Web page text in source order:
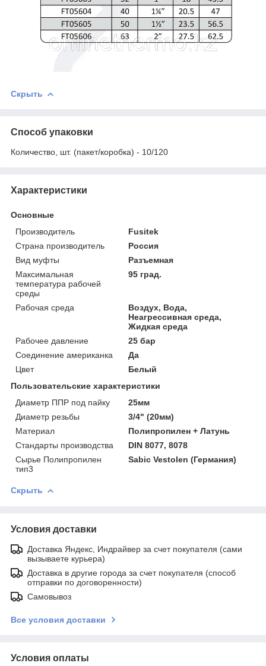
Скрыть
Способ упаковки
Количество, шт. (пакет/коробка) - 10/120
Характеристики
Основные
Производитель
Fusitek
Страна производитель
Россия
Вид муфты
Разъемная
Максимальная
температура рабочей
среды
95 град.
Рабочая среда
Воздух, Вода,
Неагрессивная среда,
Жидкая среда
Рабочее давление
25 бар
Соединение американка
Да
Цвет
Белый
Пользовательские характеристики
Диаметр ППР под пайку
25мм
Диаметр резьбы
3/4" (20мм)
Материал
Полипропилен + Латунь
Стандарты производства
DIN 8077, 8078
Сырье Полипропилен
тип3
Sabic Vestolen (Германия)
Скрыть
Условия доставки
Доставка Яндекс, Индрайвер за счет покупателя (сами
вызываете курьера)
Доставка в другие города за счет покупателя (способ
отправки по договоренности)
Самовывоз
Все условия доставки
Условия оплаты